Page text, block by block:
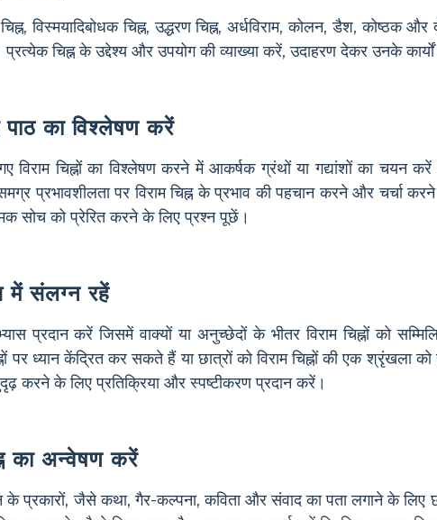
विस्मयादिबोधक चिह्न, उद्धरण चिह्न, अर्धविराम, कोलन, डैश, कोष्ठक और
प्रत्येक चिह्न के उद्देश्य और उपयोग की व्याख्या करें, उदाहरण देकर उनके
पाठ का विश्लेषण करें
विराम चिह्नों का विश्लेषण करने में आकर्षक ग्रंथों या गद्यांशों का चयन
प्रभावशीलता पर विराम चिह्न के प्रभाव की पहचान करने और चर्चा
सोच को प्रेरित करने के लिए प्रश्न पूछें।
में संलग्न रहें
प्रदान करें जिसमें वाक्यों या अनुच्छेदों के भीतर विराम चिह्नों को
पर ध्यान केंद्रित कर सकते हैं या छात्रों को विराम चिह्नों की एक श्रृंखला
करने के लिए प्रतिक्रिया और स्पष्टीकरण प्रदान करें।
का अन्वेषण करें
प्रकारों, जैसे कथा, गैर-कल्पना, कविता और संवाद का पता लगाने के लिए